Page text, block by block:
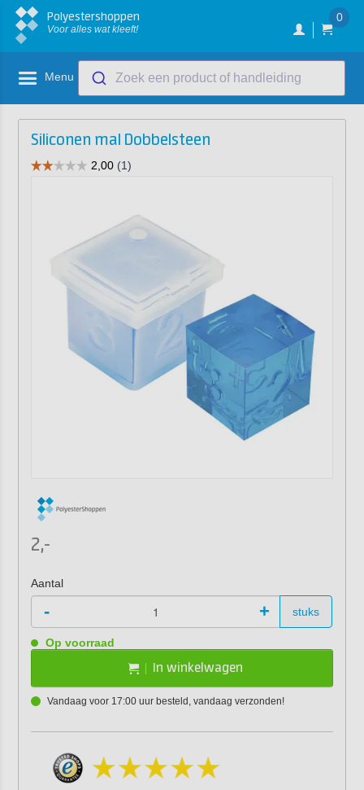
Polyestershoppen
Voor alles wat kleeft!
0
Menu Zoek een product of handleiding
Siliconen mal Dobbelsteen
2,-
Aantal
- + stuks
Op voorraad
In winkelwagen
Vandaag voor 17:00 uur besteld, vandaag verzonden!